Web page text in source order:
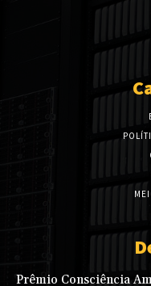
Prêmio Consciência